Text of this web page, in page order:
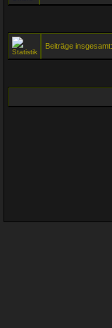
Beiträge insgesamt: